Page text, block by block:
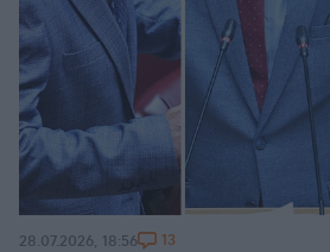
28.07.2026, 18:56 13